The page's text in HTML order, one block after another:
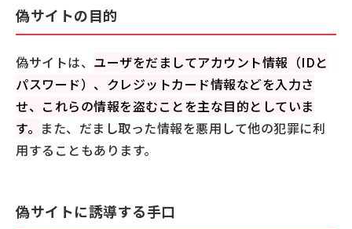
する
不用意にアカウント情報や個人情報、クレジットカ
偽サイトによる被害を最小限に抑えるための事前予防
策
二要素認証（二段階認証）の設定を有効にする
複数のサービスで同じパスワードを使用しない
偽サイトの被害を防ぐために見分け方を知っておこう
偽サイトの目的
偽サイトは、 ユーザをだましてアカウント情報（IDと
パスワード）、クレジットカード情報などを入力さ
せ、これらの情報を盗むことを主な目的としていま
す。 また、だまし取った情報を悪用して他の犯罪に利
用することもあります。
偽サイトに誘導する手口